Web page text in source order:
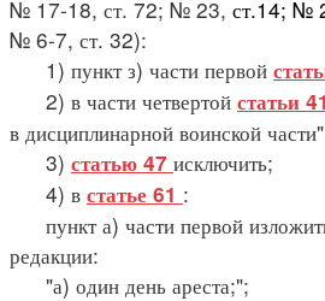
№ 17-18, ст. 72; № 23, ст.14; №
№ 6-7, ст. 32):
1) пункт з) части первой
2) в части четвертой статьи 41
в дисциплинарной воинской
3) статью 47 исключить;
4) в статье 61 :
пункт а) части первой
редакции:
"а) один день ареста;";